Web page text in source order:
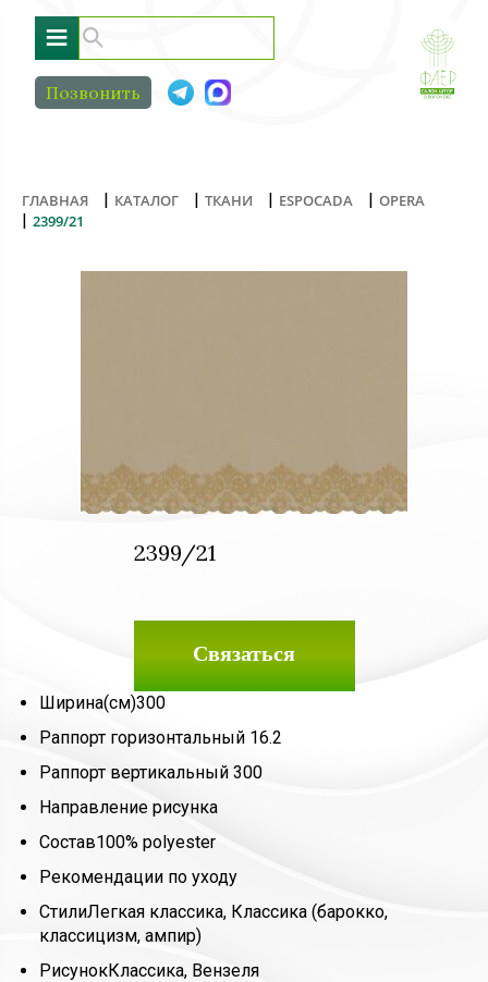
≡
Позвонить
ГЛАВНАЯ | КАТАЛОГ | ТКАНИ | ESPOCADA | OPERA
| 2399/21
2399/21
Связаться
Ширина(см)300
Раппорт горизонтальный 16.2
Раппорт вертикальный 300
Направление рисунка
Состав100% polyester
Рекомендации по уходу
СтилиЛегкая классика, Классика (барокко,
классицизм, ампир)
РисунокКлассика, Вензеля